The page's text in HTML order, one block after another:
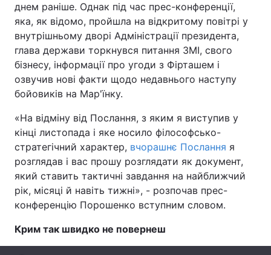
Головна Війна
Україна Політика
Економіка
Спорт Наука
Техно і зв'язок Лайт
Зброя Інциденти
Здоров'я Туризм
днем раніше. Однак під час прес-конференції,
яка, як відомо, пройшла на відкритому повітрі у
внутрішньому дворі Адміністрації президента,
глава держави торкнувся питання ЗМІ, свого
бізнесу, інформації про угоди з Фірташем і
озвучив нові факти щодо недавнього наступу
бойовиків на Мар'їнку.
«На відміну від Послання, з яким я виступив у
кінці листопада і яке носило філософсько-
стратегічний характер, вчорашнє Послання я
розглядав і вас прошу розглядати як документ,
який ставить тактичні завдання на найближчий
рік, місяці й навіть тижні», - розпочав прес-
конференцію Порошенко вступним словом.
Крим так швидко не повернеш